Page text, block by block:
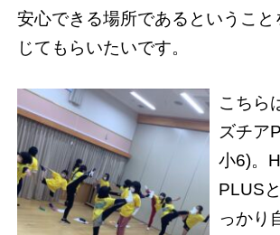
安心できる場所であるということ
じてもらいたいです。
こちら
ズチア
小6)。
PLUS
っかり